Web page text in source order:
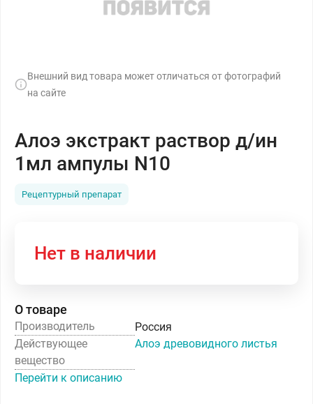
Внешний вид товара может отличаться от фотографий
на сайте
Алоэ экстракт раствор д/ин
1мл ампулы N10
Рецептурный препарат
Нет в наличии
О товаре
Производитель
Россия
Действующее
вещество
Алоэ древовидного листья
Перейти к описанию